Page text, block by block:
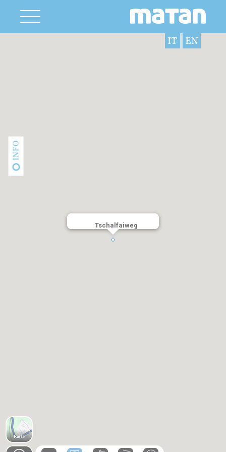
IT EN
INFO
Tschalfaiweg